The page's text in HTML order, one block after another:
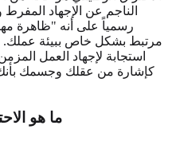
الناجم عن الإجهاد
مرتبط بشكل خاص ببيئة عملك.
استجابة لإجهاد العمل
كإشارة من عقلك وجسمك
ما هو